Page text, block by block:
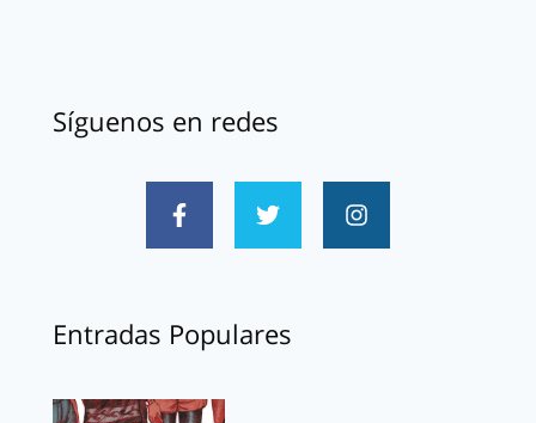
Síguenos en redes
Entradas Populares